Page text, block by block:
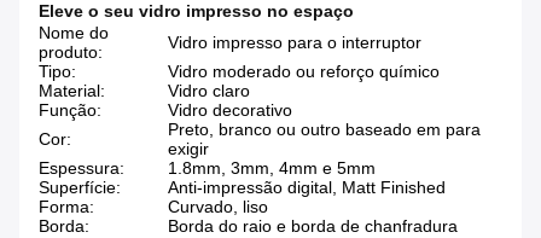
Eleve o seu vidro impresso no espaço
Nome do
produto:
Vidro impresso para o interruptor
Tipo:
Vidro moderado ou reforço químico
Material:
Vidro claro
Função:
Vidro decorativo
Cor:
Preto, branco ou outro baseado em para
exigir
Espessura:
1.8mm, 3mm, 4mm e 5mm
Superfície:
Anti-impressão digital, Matt Finished
Forma:
Curvado, liso
Borda:
Borda do raio e borda de chanfradura